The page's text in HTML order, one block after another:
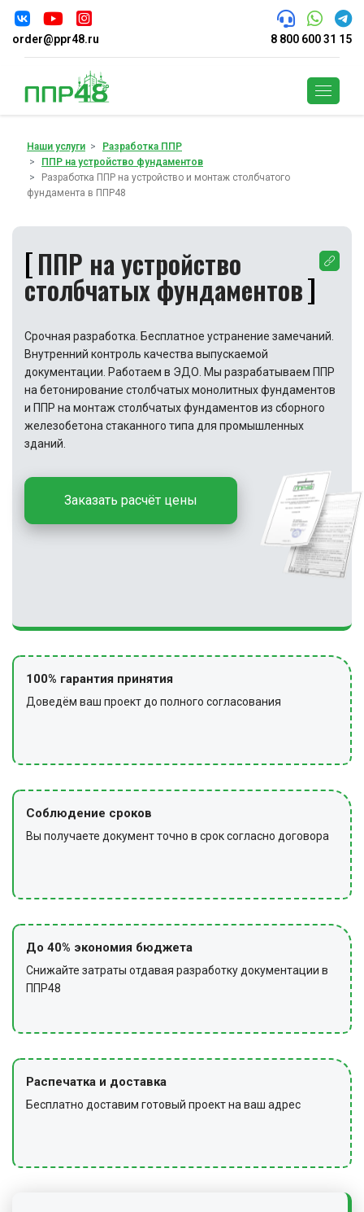
order@ppr48.ru 8 800 600 31 15
Наши услуги
Разработка ППР
ППР на устройство фундаментов
Разработка ППР на устройство и монтаж столбчатого
фундамента в ППР48
ППР на устройство
столбчатых фундаментов
Срочная разработка. Бесплатное устранение замечаний.
Внутренний контроль качества выпускаемой
документации. Работаем в ЭДО. Мы разрабатываем ППР
на бетонирование столбчатых монолитных фундаментов
и ППР на монтаж столбчатых фундаментов из сборного
железобетона стаканного типа для промышленных
зданий.
Заказать расчёт цены
100% гарантия принятия
Доведём ваш проект до полного согласования
Соблюдение сроков
Вы получаете документ точно в срок согласно договора
До 40% экономия бюджета
Снижайте затраты отдавая разработку документации в
ППР48
Распечатка и доставка
Бесплатно доставим готовый проект на ваш адрес